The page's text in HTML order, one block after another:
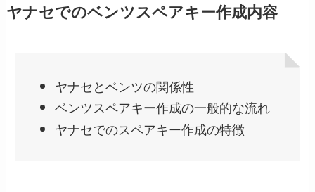
ヤナセでのベンツスペアキー作成内容
ヤナセとベンツの関係性
ベンツスペアキー作成の一般的な流れ
ヤナセでのスペアキー作成の特徴